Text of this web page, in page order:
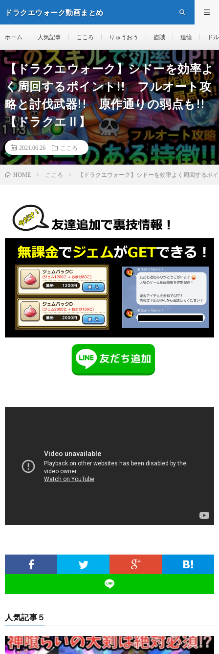
ドラクエウォーク動画まとめ
ホーム 人気記事 こころ りゅうおう 盗賊 追憶 ド
【ドラクエウォーク】シドーを効率よ
く周回するポイント!! フルオート攻
略と討伐武器!! 原作通りの弱点も!!
【ドラクエⅡ】
2021.06.26 こころ
HOME こころ 【ドラクエウォーク】シドーを効率よく周回す
人気記事５